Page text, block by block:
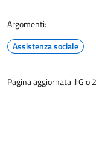
Argomenti:
Assistenza sociale
Pagina aggiornata il